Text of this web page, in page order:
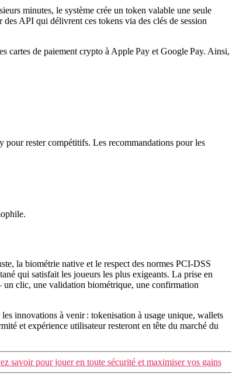
minutes, le système crée un token valable une seule
API qui délivrent ces tokens via des clés de session
cartes de paiement crypto à Apple Pay et Google Pay. Ainsi,
pour rester compétitifs. Les recommandations pour les
la biométrie native et le respect des normes PCI‑DSS
qui satisfait les joueurs les plus exigeants. La prise en
clic, une validation biométrique, une confirmation
innovations à venir : tokenisation à usage unique, wallets
et expérience utilisateur resteront en tête du marché du
savoir pour jouer en toute sécurité et maximiser vos gains